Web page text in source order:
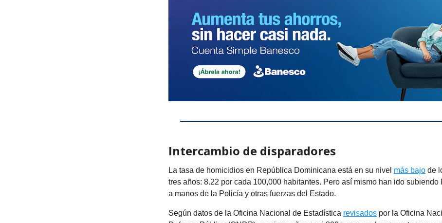
Intercambio de disparadores
La tasa de homicidios en República Dominicana está en su nivel más bajo de
tres años: 8.22 por cada 100,000 habitantes. Pero así mismo han ido subiendo
a manos de la Policía y otras fuerzas del Estado.
Según datos de la Oficina Nacional de Estadística revisados por la Oficina